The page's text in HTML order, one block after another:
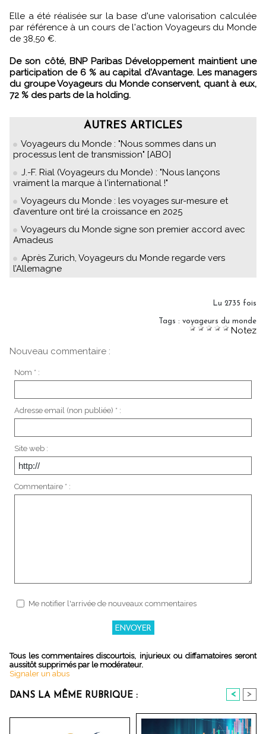
Elle a été réalisée sur la base d'une valorisation calculée
par référence à un cours de l'action Voyageurs du Monde
de 38,50 €.
De son côté, BNP Paribas Développement maintient une
participation de 6 % au capital d'Avantage. Les managers
du groupe Voyageurs du Monde conservent, quant à eux,
72 % des parts de la holding.
AUTRES ARTICLES
Voyageurs du Monde : "Nous sommes dans un
processus lent de transmission" [ABO]
J.-F. Rial (Voyageurs du Monde) : "Nous lançons
vraiment la marque à l'international !"
Voyageurs du Monde : les voyages sur-mesure et
d’aventure ont tiré la croissance en 2025
Voyageurs du Monde signe son premier accord avec
Amadeus
Après Zurich, Voyageurs du Monde regarde vers
l’Allemagne
Lu 2735 fois
Tags : voyageurs du monde
Notez
Nouveau commentaire :
Nom * :
Adresse email (non publiée) * :
Site web :
Commentaire * :
Me notifier l'arrivée de nouveaux commentaires
Tous les commentaires discourtois, injurieux ou diffamatoires seront
aussitôt supprimés par le modérateur.
Signaler un abus
DANS LA MÊME RUBRIQUE : < >